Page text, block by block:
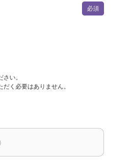
い。
く必要はありません。